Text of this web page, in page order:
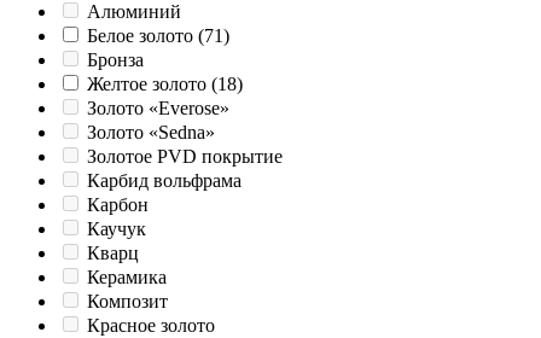
Алюминий
Белое золото (71)
Бронза
Желтое золото (18)
Золото «Everose»
Золото «Sedna»
Золотое PVD покрытие
Карбид вольфрама
Карбон
Каучук
Кварц
Керамика
Композит
Красное золото